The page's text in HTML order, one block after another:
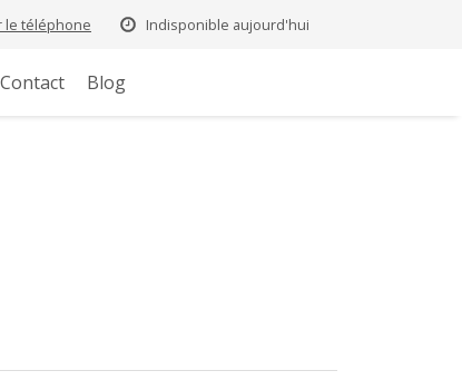
Indisponible aujourd'hui
le téléphone
Contact Blog